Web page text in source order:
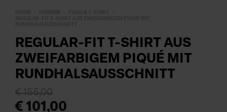
REGULAR-FIT T-SHIRT AUS
ZWEIFARBIGEM PIQUÉ MIT
RUNDHALSAUSSCHNITT
€ 101,00
€ 155,00